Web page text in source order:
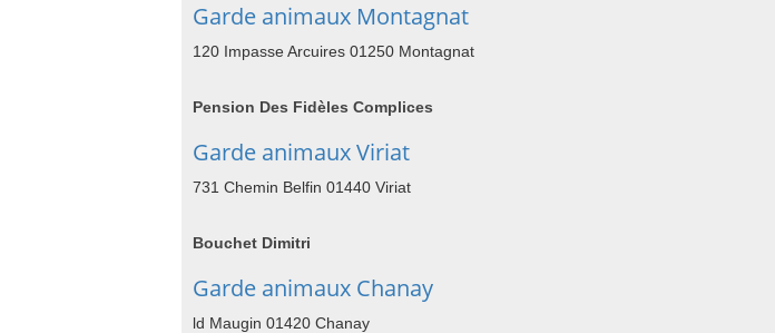
Garde animaux Montagnat
120 Impasse Arcuires 01250 Montagnat
Pension Des Fidèles Complices
Garde animaux Viriat
731 Chemin Belfin 01440 Viriat
Bouchet Dimitri
Garde animaux Chanay
ld Maugin 01420 Chanay